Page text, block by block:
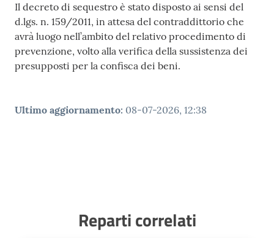
Il decreto di sequestro è stato disposto ai sensi del
d.lgs. n. 159/2011, in attesa del contraddittorio che
avrà luogo nell’ambito del relativo procedimento di
prevenzione, volto alla verifica della sussistenza dei
presupposti per la confisca dei beni.
Ultimo aggiornamento: 08-07-2026, 12:38
Reparti correlati